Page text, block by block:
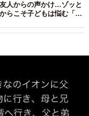
人からの声かけ…ゾッと
らこそ子どもは悩む「勉